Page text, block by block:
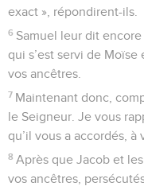
exact », répondirent-ils.
6 Samuel leur dit
qui s’est servi de Moïse
vos ancêtres.
7 Maintenant donc,
le Seigneur. Je vous
qu’il vous a accordés, à
8 Après que Jacob et
vos ancêtres,